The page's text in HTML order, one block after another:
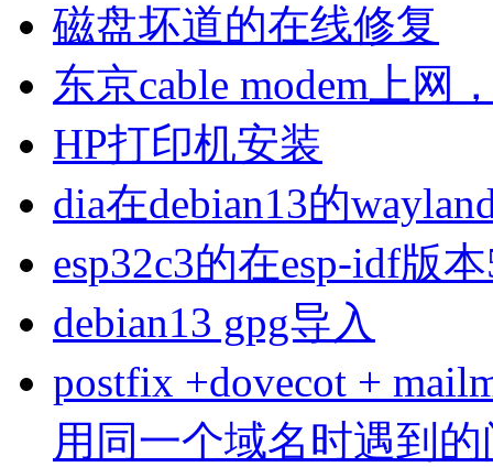
磁盘坏道的在线修复
东京cable modem上网
HP打印机安装
dia在debian13的
esp32c3的在esp-idf版
debian13 gpg导入
postfix +dovecot +
用同一个域名时遇到